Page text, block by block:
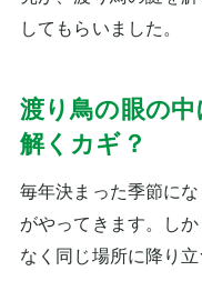
してもらいました。
渡り鳥の眼の
解くカギ？
毎年決まった季節に
がやってきます。し
なく同じ場所に降り